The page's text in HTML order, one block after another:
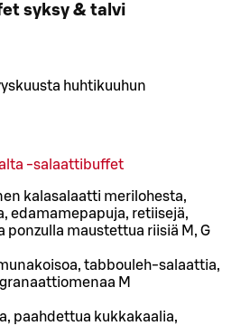
syksy & talvi
huhtikuuhun
-salaattibuffet
kalasalaatti merilohesta,
edamamepapuja, retiisejä,
ponzulla maustettua riisiä M, G
tabbouleh-salaattia,
M
paahdettua kukkakaalia,